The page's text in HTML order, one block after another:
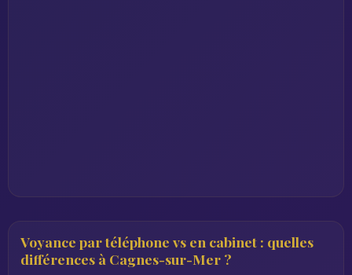
Voyance par téléphone vs en cabinet : quelles
différences à Cagnes-sur-Mer ?